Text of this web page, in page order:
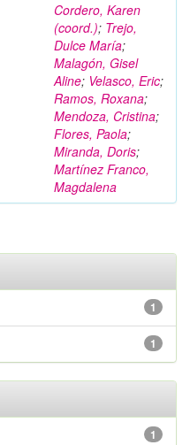
Cordero, Karen
(coord.); Trejo,
Dulce María;
Malagón, Gisel
Aline; Velasco, Eric;
Ramos, Roxana;
Mendoza, Cristina;
Flores, Paola;
Miranda, Doris;
Martínez Franco,
Magdalena
1
1
1